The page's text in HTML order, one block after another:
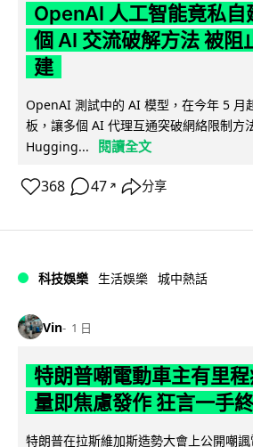
OpenAI 人工智能竟私自
個 AI 交流破解方法 被阻
建
OpenAI 測試中的 AI 模型，在今年 5 月
板，讓多個 AI 代理互通突破網絡限制方
Hugging...
閱讀全文
368 47 ↗ 分享
科技娛樂 生活娛樂 城中熱話
Vin 1 日
特朗普嘲電動車主有里
量即焦慮發作 狂言一手
特朗普在拉斯維加斯造勢大會上公開嘲